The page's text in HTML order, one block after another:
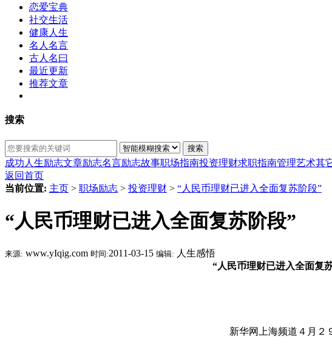
恋爱宝典
社交生活
健康人生
名人名言
古人名曰
最近更新
推荐文章
搜索
搜索
成功人生励志文章励志名言励志故事职场指南投资理财求职指南管理艺术其
返回首页
当前位置: 主页 > 职场励志 > 投资理财 > “人民币理财已进入全面复苏阶段”
“人民币理财已进入全面复苏阶段”
来源: www.yIqig.com 时间:2011-03-15 编辑: 人生感悟
“人民币理财已进入全面复
新华网上海频道４月２